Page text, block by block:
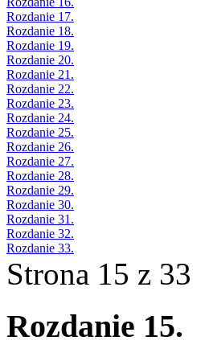
Rozdanie 17.
Rozdanie 18.
Rozdanie 19.
Rozdanie 20.
Rozdanie 21.
Rozdanie 22.
Rozdanie 23.
Rozdanie 24.
Rozdanie 25.
Rozdanie 26.
Rozdanie 27.
Rozdanie 28.
Rozdanie 29.
Rozdanie 30.
Rozdanie 31.
Rozdanie 32.
Rozdanie 33.
Strona 15 z 33
Rozdanie 15.